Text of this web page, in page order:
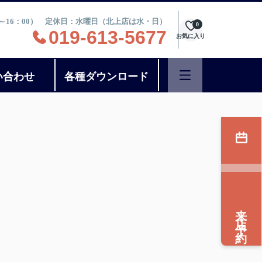
：00） 定休日：水曜日（北上店は水・日）
019-613-5677 お気に入り
0
合わせ 各種ダウンロード
来店予約